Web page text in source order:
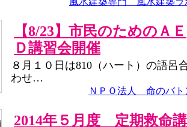
【8/23】市民のためのＡＥ
Ｄ講習会開催
８月１０日は810（ハート）の語呂
わせ…
ＮＰＯ法人 命のバト
2014年５月度 定期救命講